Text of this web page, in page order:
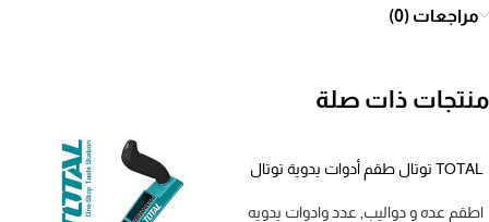
مراجعات (0)
منتجات ذات صلة
TOTAL توتال طقم أدوات يدوية توتال
اطقم عده و دواليب عدد وادوات يدويه